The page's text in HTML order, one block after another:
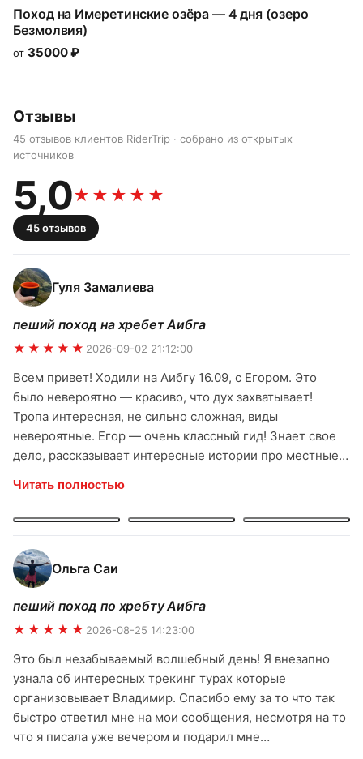
Поход на Имеретинские озёра — 4 дня (озеро
Безмолвия)
от 35000₽
Отзывы
45 отзывов клиентов RiderTrip · собрано из открытых
источников
5,0★★★★★
45отзывов
Гуля Замалиева
пеший поход на хребет Аибга
★★★★★ 2026-09-02 21:12:00
Всем привет! Ходили на Аибгу 16.09, с Егором. Это
было невероятно — красиво, что дух захватывает!
Тропа интересная, не сильно сложная, виды
невероятные. Егор — очень классный гид! Знает свое
дело, рассказывает интересные истории про местные
Чувствуется, что человек любит свою работу и горы.
Спасибо большое команде ridertrip и лично Егору за
прекрасный поход! Однозначно буду рекомендовать
всем друзьям и знакомым. Обязательно ещё вернусь к
вам за новыми впечатлениями!
Читать полностью
Ольга Саи
пеший поход по хребту Аибга
★★★★★ 2026-08-25 14:23:00
Это был незабываемый волшебный день! Я внезапно
узнала об интересных трекинг турах которые
организовывает Владимир. Спасибо ему за то что так
быстро ответил мне на мои сообщения, несмотря на то
что я писала уже вечером и подарил мне